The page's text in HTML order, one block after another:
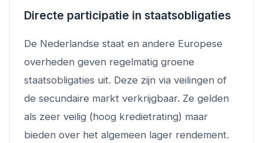
Directe participatie in staatsobligaties
De Nederlandse staat en andere Europese
overheden geven regelmatig groene
staatsobligaties uit. Deze zijn via veilingen of
de secundaire markt verkrijgbaar. Ze gelden
als zeer veilig (hoog kredietrating) maar
bieden over het algemeen lager rendement.